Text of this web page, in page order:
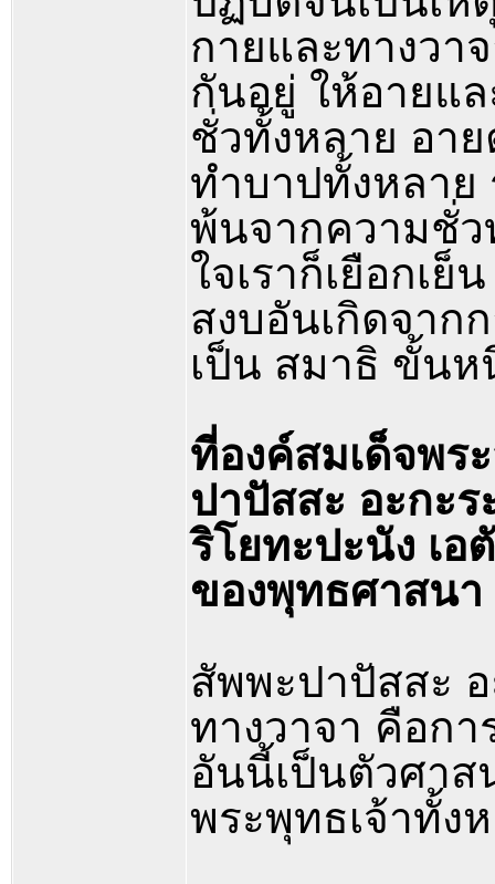
กายและทางวา
กันอยู่ ให้อายแ
ชั่วทั้งหลาย อา
ทำบาปทั้งหลาย
พ้นจากความชั่
ใจเราก็เยือกเ
สงบอันเกิดจาก
เป็น สมาธิ ขั้นห
ที่องค์สมเด็จพร
ปาปัสสะ อะกะ
ริโยทะปะนัง เอ
ของพุทธศาสนา
สัพพะปาปัสสะ
ทางวาจา คือก
อันนี้เป็นตัวศาส
พระพุทธเจ้าทั้ง